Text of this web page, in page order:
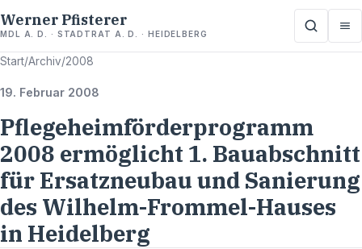
Werner Pfisterer
MDL A. D. · STADTRAT A. D. · HEIDELBERG
Start/Archiv/2008
19. Februar 2008
Pflegeheimförderprogramm
2008 ermöglicht 1. Bauabschnitt
für Ersatzneubau und Sanierung
des Wilhelm-Frommel-Hauses
in Heidelberg